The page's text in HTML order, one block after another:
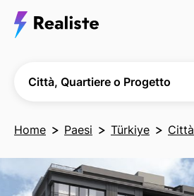
Città, Quartiere o Progetto
Home Paesi Türkiye Città